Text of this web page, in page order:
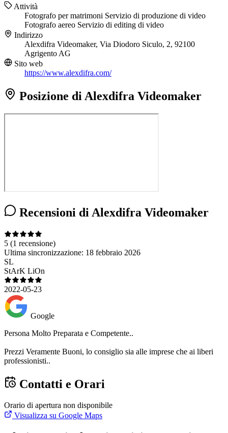
Attività
Fotografo per matrimoni Servizio di produzione di video
Fotografo aereo Servizio di editing di video
Indirizzo
Alexdifra Videomaker, Via Diodoro Siculo, 2, 92100
Agrigento AG
Sito web
https://www.alexdifra.com/
Posizione di Alexdifra Videomaker
Recensioni di Alexdifra Videomaker
5 (1 recensione)
Ultima sincronizzazione: 18 febbraio 2026
SL
StArK LiOn
2022-05-23
Google
Persona Molto Preparata e Competente..
Prezzi Veramente Buoni, lo consiglio sia alle imprese che ai liberi
professionisti..
Contatti e Orari
Orario di apertura non disponibile
Visualizza su Google Maps